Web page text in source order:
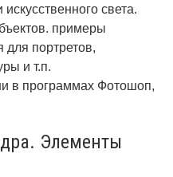
света.
примеры
портретов,
и т.п.
в программах Фотошоп,
Элементы